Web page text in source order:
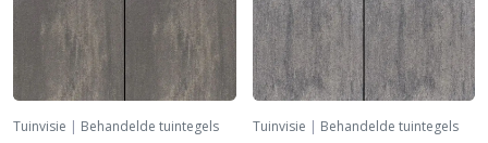
Tuinvisie | Behandelde tuintegels Tuinvisie | Behandelde tuintegels